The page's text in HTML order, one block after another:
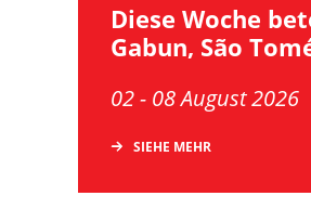
Diese Woche
Gabun, São
02 - 08 August 2026
SIEHE MEHR